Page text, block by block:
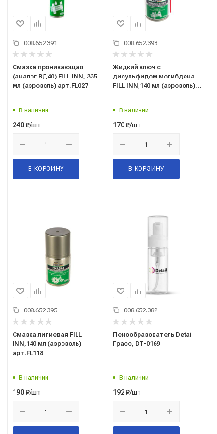
008.652.391
Смазка проникающая
(аналог ВД40) FILL INN, 335
мл (аэрозоль) арт.FL027
В наличии
240₽/шт
В КОРЗИНУ
008.652.393
Жидкий ключ с
дисульфидом молибдена
FILL INN,140 мл (аэрозоль)
В наличии
170₽/шт
В КОРЗИНУ
008.652.395
Смазка литиевая FILL
INN,140 мл (аэрозоль)
арт.FL118
В наличии
190₽/шт
008.652.382
Пенообразователь Detai
Грасс, DT-0169
В наличии
192₽/шт